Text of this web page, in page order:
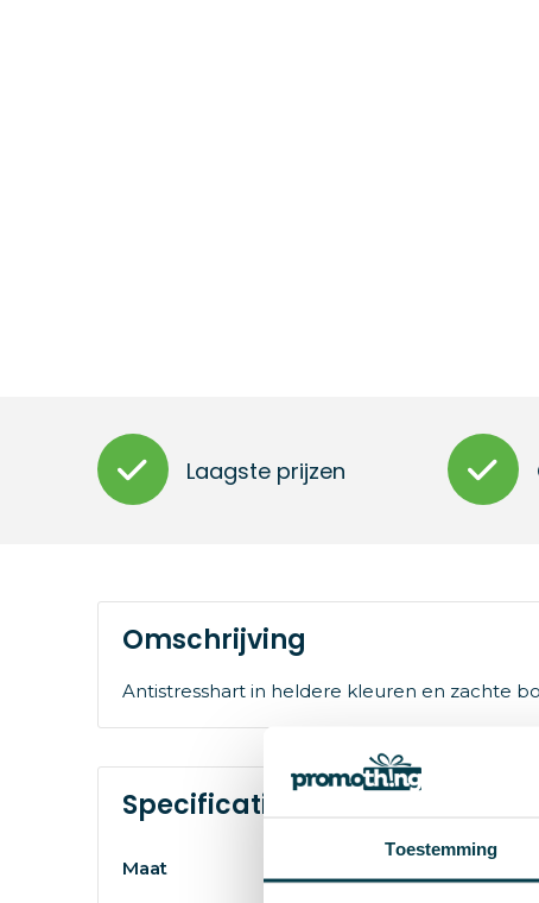
Toestemming
Laagste prijzen
Omschrijving
Antistresshart in heldere kleuren en zachte
Specificaties
Maat